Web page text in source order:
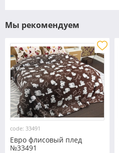
Мы рекомендуем
code: 33491
Евро флисовый плед
№33491